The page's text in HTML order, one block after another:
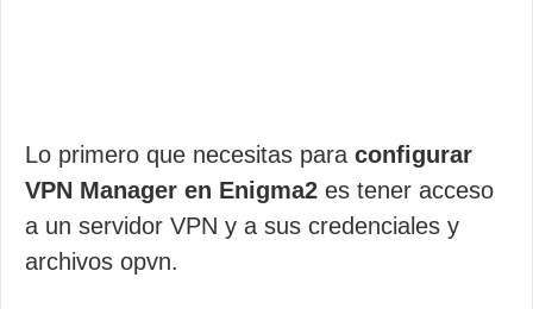
Lo primero que necesitas para configurar
VPN Manager en Enigma2 es tener acceso
a un servidor VPN y a sus credenciales y
archivos opvn.